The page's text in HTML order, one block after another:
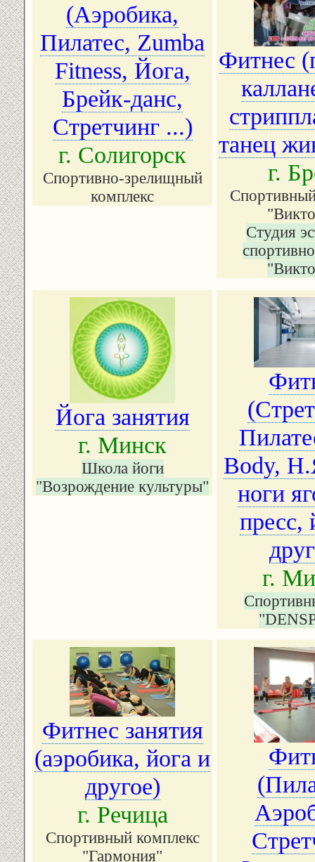
(Аэробика,
Пилатес, Zumba
Fitness, Йога,
Брейк-данс,
Стретчинг ...)
г. Солигорск
Спортивно-зрелищный
комплекс
Фитнес
танец
г.
Студия
Йога занятия
г. Минск
Школа йоги
"Возрождение культуры"
Body,
ноги
пресс,
г.
Фитнес занятия
(аэробика, йога и
другое)
г. Речица
Спортивный комплекс
"Гармония"